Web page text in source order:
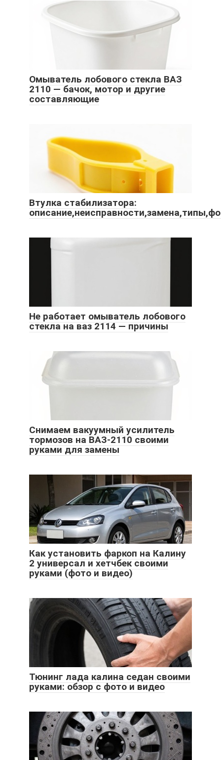
Омыватель лобового стекла ВАЗ
2110 — бачок, мотор и другие
составляющие
Втулка стабилизатора:
Не работает омыватель лобового
стекла на ваз 2114 — причины
Снимаем вакуумный усилитель
тормозов на ВАЗ-2110 своими
руками для замены
Как установить фаркоп на Калину
2 универсал и хетчбек своими
руками (фото и видео)
Тюнинг лада калина седан своими
руками: обзор с фото и видео